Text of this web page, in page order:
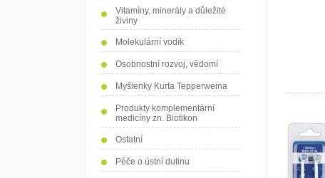
Vitamíny, minerály a důležité
živiny
Molekulární vodík
Osobnostní rozvoj, vědomí
Myšlenky Kurta Tepperweina
Produkty komplementární
medicíny zn. Biotikon
Ostatní
Péče o ústní dutinu